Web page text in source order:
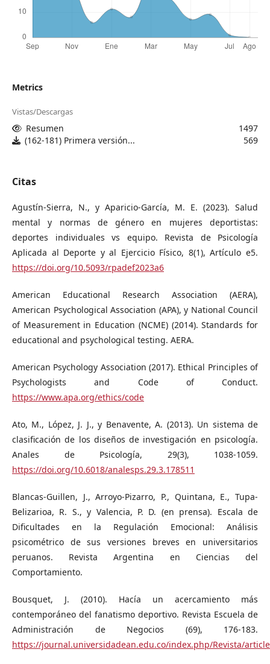
Metrics
Vistas/Descargas
Resumen
1497
(162-181) Primera versión...
569
Citas
Agustín-Sierra, N., y Aparicio-García, M. E. (2023). Salud
mental y normas de género en mujeres deportistas:
deportes individuales vs equipo. Revista de Psicología
Aplicada al Deporte y al Ejercicio Físico, 8(1), Artículo e5.
https://doi.org/10.5093/rpadef2023a6
American Educational Research Association (AERA),
American Psychological Association (APA), y National Council
of Measurement in Education (NCME) (2014). Standards for
educational and psychological testing. AERA.
American Psychology Association (2017). Ethical Principles of
Psychologists and Code of Conduct.
https://www.apa.org/ethics/code
Ato, M., López, J. J., y Benavente, A. (2013). Un sistema de
clasificación de los diseños de investigación en psicología.
Anales de Psicología, 29(3), 1038-1059.
https://doi.org/10.6018/analesps.29.3.178511
Blancas-Guillen, J., Arroyo-Pizarro, P., Quintana, E., Tupa-
Belizarioa, R. S., y Valencia, P. D. (en prensa). Escala de
Dificultades en la Regulación Emocional: Análisis
psicométrico de sus versiones breves en universitarios
peruanos. Revista Argentina en Ciencias del
Comportamiento.
Bousquet, J. (2010). Hacía un acercamiento más
contemporáneo del fanatismo deportivo. Revista Escuela de
Administración de Negocios (69), 176-183.
https://journal.universidadean.edu.co/index.php/Revista/